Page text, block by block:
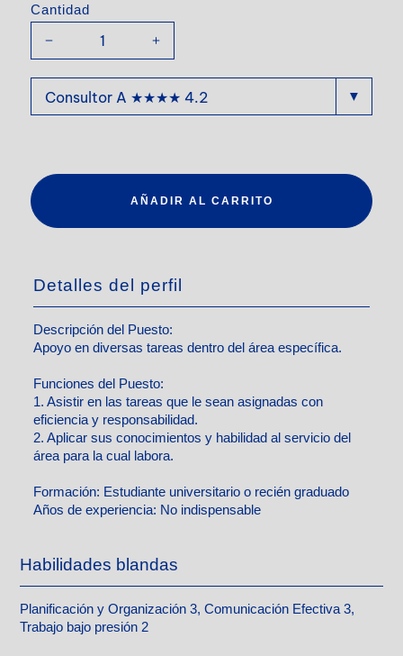
Cantidad
AÑADIR AL CARRITO
Detalles del perfil
Descripción del Puesto:
Apoyo en diversas tareas dentro del área específica.
Funciones del Puesto:
1. Asistir en las tareas que le sean asignadas con
eficiencia y responsabilidad.
2. Aplicar sus conocimientos y habilidad al servicio del
área para la cual labora.
Formación: Estudiante universitario o recién graduado
Años de experiencia: No indispensable
Habilidades blandas
Planificación y Organización 3, Comunicación Efectiva 3,
Trabajo bajo presión 2